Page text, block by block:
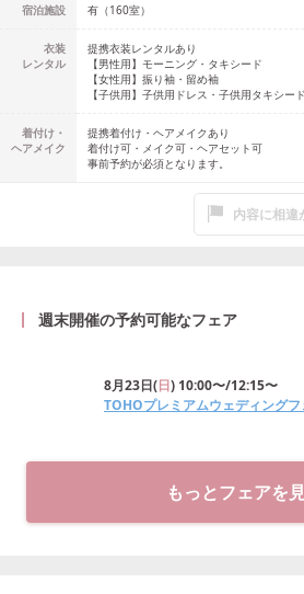
宿泊施設 有（160室）
衣装
レンタル
提携衣装レンタルあり
【男性用】 モーニング・タキシード
【女性用】 振り袖・留め袖
【子供用】 子供用ドレス・子供用タキシード
着付け・
ヘアメイク
提携着付け・ヘアメイクあり
着付け可・メイク可・ヘアセット可
事前予約が必須となります。
内容に相違
週末開催の予約可能なフェア
8月23日(日) 10:00〜/12:15〜
TOHOプレミアムウェディングフ
もっとフェアを